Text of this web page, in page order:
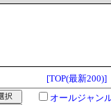
[TOP(最新200)]
オールジャン